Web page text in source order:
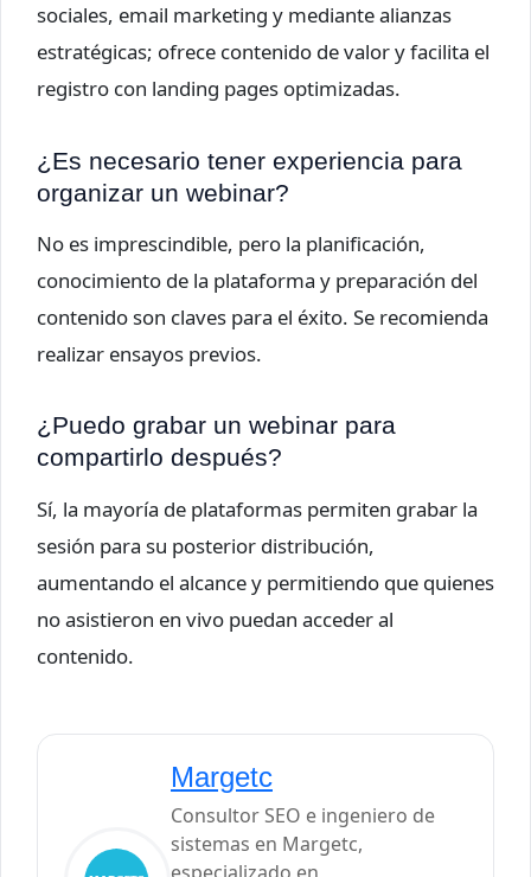
sociales, email marketing y mediante alianzas
estratégicas; ofrece contenido de valor y facilita el
registro con landing pages optimizadas.
¿Es necesario tener experiencia para
organizar un webinar?
No es imprescindible, pero la planificación,
conocimiento de la plataforma y preparación del
contenido son claves para el éxito. Se recomienda
realizar ensayos previos.
¿Puedo grabar un webinar para
compartirlo después?
Sí, la mayoría de plataformas permiten grabar la
sesión para su posterior distribución,
aumentando el alcance y permitiendo que quienes
no asistieron en vivo puedan acceder al
contenido.
Margetc
Consultor SEO e ingeniero de
sistemas en Margetc,